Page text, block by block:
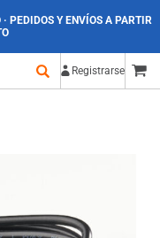
PEDIDOS Y ENVÍOS A PARTIR
Registrarse